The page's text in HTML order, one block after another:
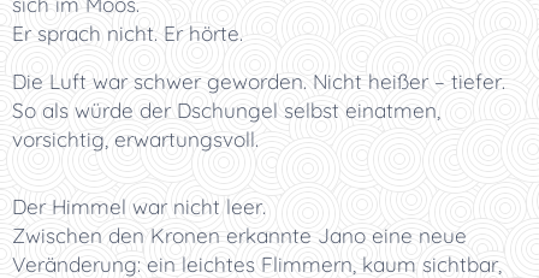
Er sprach nicht. Er hörte.
Die Luft war schwer geworden. Nicht heißer – tiefer.
So als würde der Dschungel selbst einatmen,
vorsichtig, erwartungsvoll.
Der Himmel war nicht leer.
Zwischen den Kronen erkannte Jano eine neue
Veränderung: ein leichtes Flimmern, kaum sichtbar,